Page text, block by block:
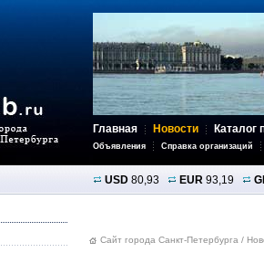
Главная Новости Каталог
Объявления Справка организаций
USD 80,93 EUR 93,19
Сайт города Санкт-Петербурга /